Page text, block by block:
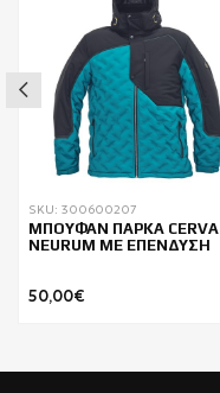
SKU: 300600207
ΜΠΟΥΦΑΝ ΠΑΡΚΑ CERVA
NEURUM ΜΕ ΕΠΕΝΔΥΣΗ
50,00€